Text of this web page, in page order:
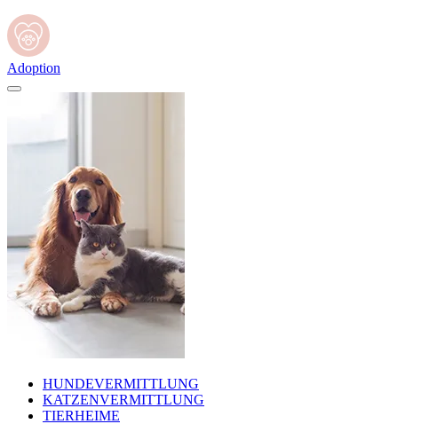
Adoption
HUNDEVERMITTLUNG
KATZENVERMITTLUNG
TIERHEIME